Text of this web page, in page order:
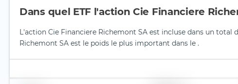
Dans quel ETF l'action Cie Financiere
L'action Cie Financiere Richemont SA est incluse dans un total
Richemont SA est le poids le plus important dans le .